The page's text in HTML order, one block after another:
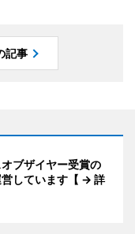
記事
ブザイヤー受賞の
営しています【 → 詳